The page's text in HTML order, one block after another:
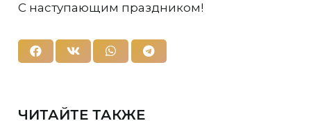
С наступающим праздником!
ЧИТАЙТЕ ТАКЖЕ